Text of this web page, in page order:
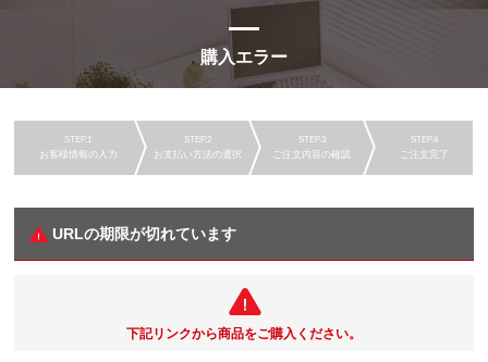
購入エラー
お客様情報の入力 お支払い方法の選択 ご注文内容の確認 ご注文完了
URLの期限が切れています
下記リンクから商品をご購入ください。